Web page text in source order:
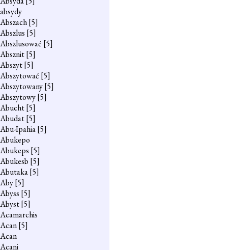
absydy
Abszach[5]
Abszlus [5]
Abszlusować [5]
Absznit[5]
Abszyt[5]
Abszytować [5]
Abszytowany[5]
Abszytowy[5]
Abucht[5]
Abudat[5]
Abu-Ipahia[5]
Abukepo
Abukeps [5]
Abukesb [5]
Abutaka[5]
Aby[5]
Abyss [5]
Abyst[5]
Acamarchis
Acan[5]
Acan
Acani